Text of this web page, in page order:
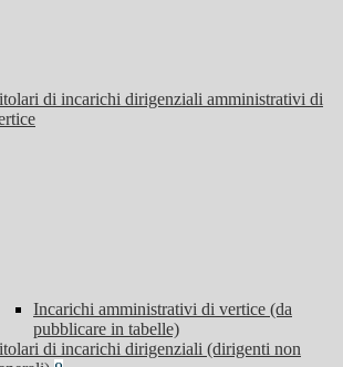
di incarichi dirigenziali amministrativi di
Incarichi amministrativi di vertice (da
pubblicare in tabelle)
di incarichi dirigenziali (dirigenti non